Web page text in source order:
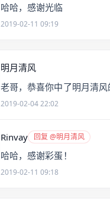
哈哈，感谢光临
2019-02-11 09:19
明月清风
老哥，恭喜你中了明月清
2019-02-04 22:02
Rinvay 回复 @明月清风
哈哈，感谢彩蛋！
2019-02-11 09:18